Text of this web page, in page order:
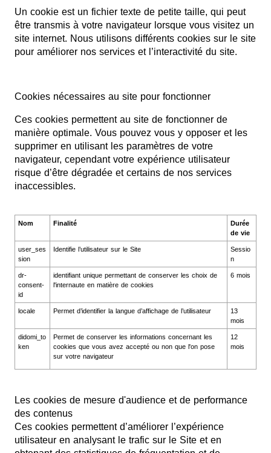
Un cookie est un fichier texte de petite taille, qui peut
être transmis à votre navigateur lorsque vous visitez un
site internet. Nous utilisons différents cookies sur le site
pour améliorer nos services et l’interactivité du site.
Cookies nécessaires au site pour fonctionner
Ces cookies permettent au site de fonctionner de
manière optimale. Vous pouvez vous y opposer et les
supprimer en utilisant les paramètres de votre
navigateur, cependant votre expérience utilisateur
risque d’être dégradée et certains de nos services
inaccessibles.
Nom Finalité
Durée
de vie
user_ses
sion
Identifie l’utilisateur sur le Site
Sessio
n
dr-
consent-
id
identifiant unique permettant de conserver les choix de
l'internaute en matière de cookies
6 mois
locale Permet d’identifier la langue d’affichage de l’utilisateur
13
mois
didomi_to
ken
Permet de conserver les informations concernant les
cookies que vous avez accepté ou non que l'on pose
sur votre navigateur
12
mois
Les cookies de mesure d'audience et de performance
des contenus
Ces cookies permettent d’améliorer l’expérience
utilisateur en analysant le trafic sur le Site et en